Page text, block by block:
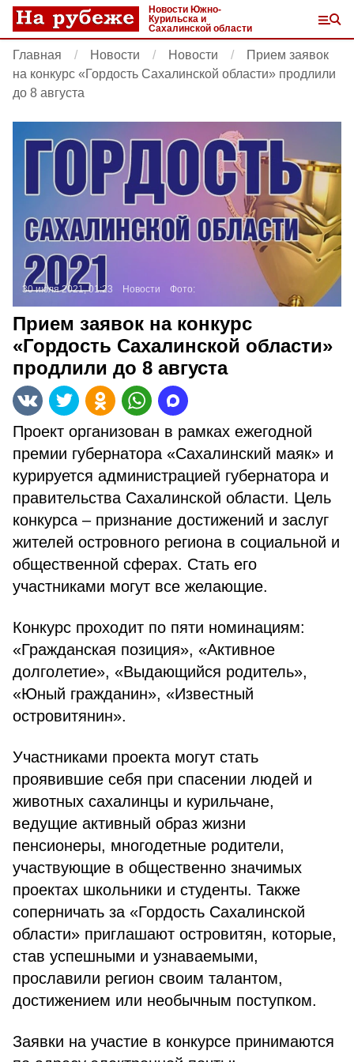
Новости Южно-
Курильска и
Сахалинской области
Главная Новости Новости
Прием заявок
на конкурс «Гордость Сахалинской области» продлили
до 8 августа
30 июля 2021, 01:23 Новости Фото:
Прием заявок на конкурс
«Гордость Сахалинской области»
продлили до 8 августа
Проект организован в рамках ежегодной
премии губернатора «Сахалинский маяк» и
курируется администрацией губернатора и
правительства Сахалинской области. Цель
конкурса – признание достижений и заслуг
жителей островного региона в социальной и
общественной сферах. Стать его
участниками могут все желающие.
Конкурс проходит по пяти номинациям:
«Гражданская позиция», «Активное
долголетие», «Выдающийся родитель»,
«Юный гражданин», «Известный
островитянин».
Участниками проекта могут стать
проявившие себя при спасении людей и
животных сахалинцы и курильчане,
ведущие активный образ жизни
пенсионеры, многодетные родители,
участвующие в общественно значимых
проектах школьники и студенты. Также
соперничать за «Гордость Сахалинской
области» приглашают островитян, которые,
став успешными и узнаваемыми,
прославили регион своим талантом,
достижением или необычным поступком.
Заявки на участие в конкурсе принимаются